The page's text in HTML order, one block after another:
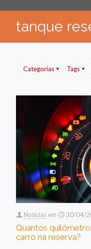
tanque
Categorias Tags
Noticias em 30/04/
Quantos
carro na reserva?